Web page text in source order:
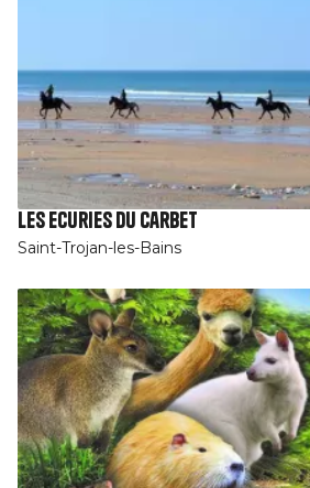
Les Ecuries du Carbet
Saint-Trojan-les-Bains